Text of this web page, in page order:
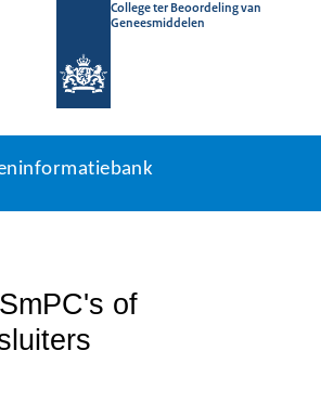
College ter Beoordeling van
Geneesmiddelen
of